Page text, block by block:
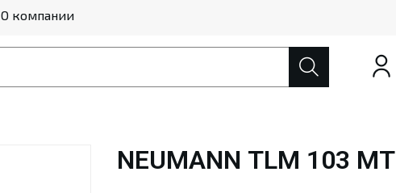
О компании
NEUMANN TLM 103 MT